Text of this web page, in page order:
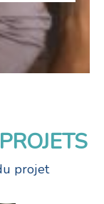
projet